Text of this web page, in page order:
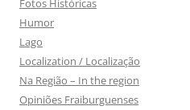
Fotos Históricas
Humor
Lago
Localization / Localização
Na Região – In the region
Opiniões Fraiburguenses